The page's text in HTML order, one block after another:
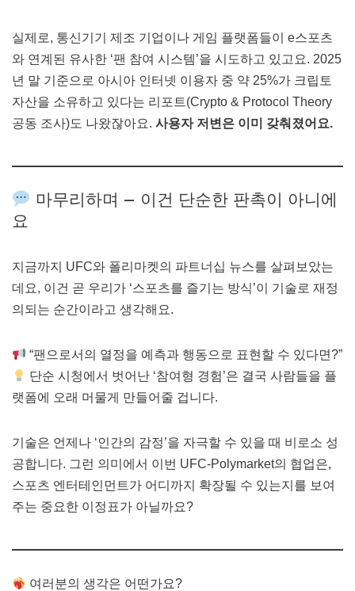
실제로, 통신기기 제조 기업이나 게임 플랫폼들이 e스포츠
와 연계된 유사한 ‘팬 참여 시스템’을 시도하고 있고요. 2025
년 말 기준으로 아시아 인터넷 이용자 중 약 25%가 크립토
자산을 소유하고 있다는 리포트(Crypto & Protocol Theory
공동 조사)도 나왔잖아요. 사용자 저변은 이미 갖춰졌어요.
마무리하며 – 이건 단순한 판촉이 아니에
요
지금까지 UFC와 폴리마켓의 파트너십 뉴스를 살펴보았는
데요, 이건 곧 우리가 ‘스포츠를 즐기는 방식’이 기술로 재정
의되는 순간이라고 생각해요.
“팬으로서의 열정을 예측과 행동으로 표현할 수 있다면?”
단순 시청에서 벗어난 ‘참여형 경험’은 결국 사람들을 플
랫폼에 오래 머물게 만들어줄 겁니다.
기술은 언제나 ‘인간의 감정’을 자극할 수 있을 때 비로소 성
공합니다. 그런 의미에서 이번 UFC-Polymarket의 협업은,
스포츠 엔터테인먼트가 어디까지 확장될 수 있는지를 보여
주는 중요한 이정표가 아닐까요?
여러분의 생각은 어떤가요?